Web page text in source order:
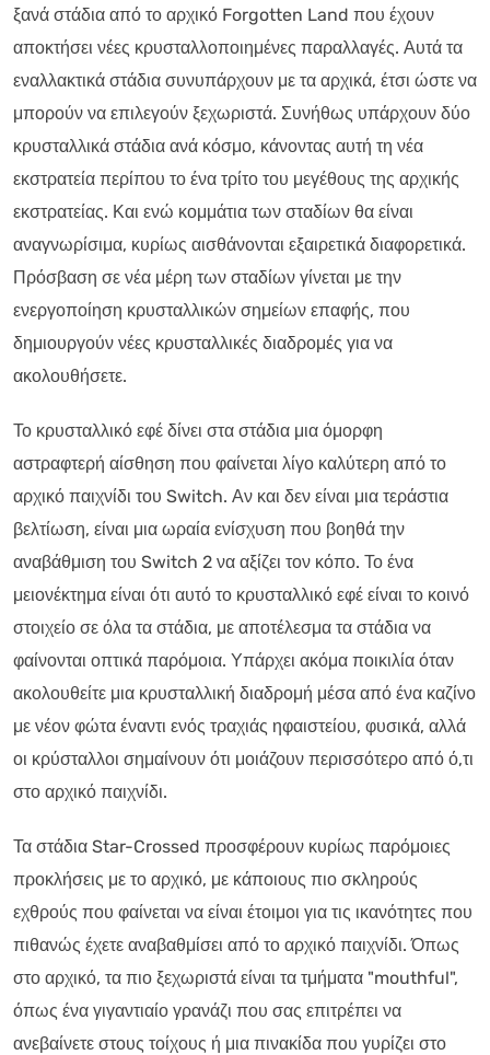
ξανά στάδια από το αρχικό Forgotten Land που έχουν
αποκτήσει νέες κρυσταλλοποιημένες παραλλαγές. Αυτά τα
εναλλακτικά στάδια συνυπάρχουν με τα αρχικά, έτσι ώστε να
μπορούν να επιλεγούν ξεχωριστά. Συνήθως υπάρχουν δύο
κρυσταλλικά στάδια ανά κόσμο, κάνοντας αυτή τη νέα
εκστρατεία περίπου το ένα τρίτο του μεγέθους της αρχικής
εκστρατείας. Και ενώ κομμάτια των σταδίων θα είναι
αναγνωρίσιμα, κυρίως αισθάνονται εξαιρετικά διαφορετικά.
Πρόσβαση σε νέα μέρη των σταδίων γίνεται με την
ενεργοποίηση κρυσταλλικών σημείων επαφής, που
δημιουργούν νέες κρυσταλλικές διαδρομές για να
ακολουθήσετε.
Το κρυσταλλικό εφέ δίνει στα στάδια μια όμορφη
αστραφτερή αίσθηση που φαίνεται λίγο καλύτερη από το
αρχικό παιχνίδι του Switch. Αν και δεν είναι μια τεράστια
βελτίωση, είναι μια ωραία ενίσχυση που βοηθά την
αναβάθμιση του Switch 2 να αξίζει τον κόπο. Το ένα
μειονέκτημα είναι ότι αυτό το κρυσταλλικό εφέ είναι το κοινό
στοιχείο σε όλα τα στάδια, με αποτέλεσμα τα στάδια να
φαίνονται οπτικά παρόμοια. Υπάρχει ακόμα ποικιλία όταν
ακολουθείτε μια κρυσταλλική διαδρομή μέσα από ένα καζίνο
με νέον φώτα έναντι ενός τραχιάς ηφαιστείου, φυσικά, αλλά
οι κρύσταλλοι σημαίνουν ότι μοιάζουν περισσότερο από ό,τι
στο αρχικό παιχνίδι.
Τα στάδια Star-Crossed προσφέρουν κυρίως παρόμοιες
προκλήσεις με το αρχικό, με κάποιους πιο σκληρούς
εχθρούς που φαίνεται να είναι έτοιμοι για τις ικανότητες που
πιθανώς έχετε αναβαθμίσει από το αρχικό παιχνίδι. Όπως
στο αρχικό, τα πιο ξεχωριστά είναι τα τμήματα "mouthful",
όπως ένα γιγαντιαίο γρανάζι που σας επιτρέπει να
ανεβαίνετε στους τοίχους ή μια πινακίδα που γυρίζει στο